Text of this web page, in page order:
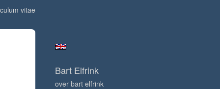
vitae
Bart Elfrink
over bart elfrink